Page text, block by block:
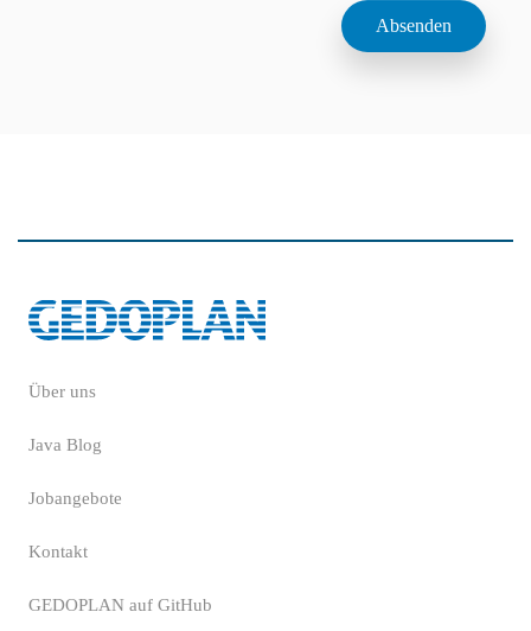
Über uns
Java Blog
Jobangebote
Kontakt
GEDOPLAN auf GitHub